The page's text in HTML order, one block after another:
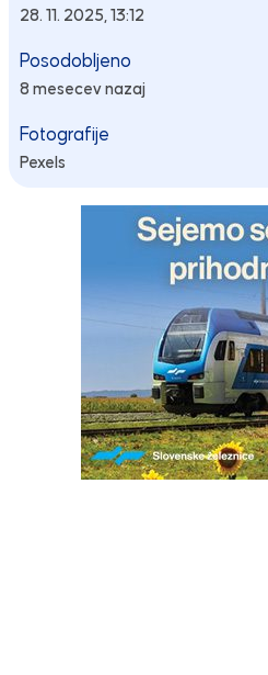
28. 11. 2025, 13:12
Posodobljeno
8 mesecev nazaj
Fotografije
Pexels